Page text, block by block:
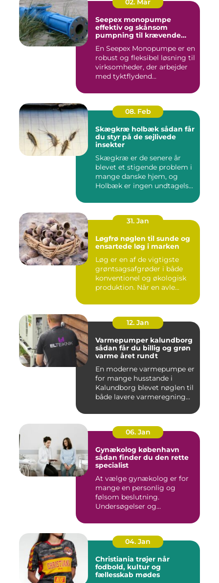
02. Mar
Seepex monopumpe
effektiv og skånsom
pumpning til krævende
En Seepex Monopumpe er en
robust og fleksibel løsning til
virksomheder, der arbejder
med tyktflydend...
08. Feb
Skægkræ holbæk sådan får
du styr på de sejlivede
insekter
Skægkræ er de senere år
blevet et stigende problem i
mange danske hjem, og
Holbæk er ingen undtagels...
31. Jan
Løgfrø nøglen til sunde og
ensartede løg i marken
Løg er en af de vigtigste
grøntsagsafgrøder i både
konventionel og økologisk
produktion. Når en avle...
12. Jan
Varmepumper kalundborg
sådan får du billig og grøn
varme året rundt
En moderne varmepumpe er
for mange husstande i
Kalundborg blevet nøglen til
både lavere varmeregning...
06. Jan
Gynækolog københavn
sådan finder du den rette
specialist
At vælge gynækolog er for
mange en personlig og
følsom beslutning.
Undersøgelser og
04. Jan
Christiania trøjer når
fodbold, kultur og
fællesskab mødes